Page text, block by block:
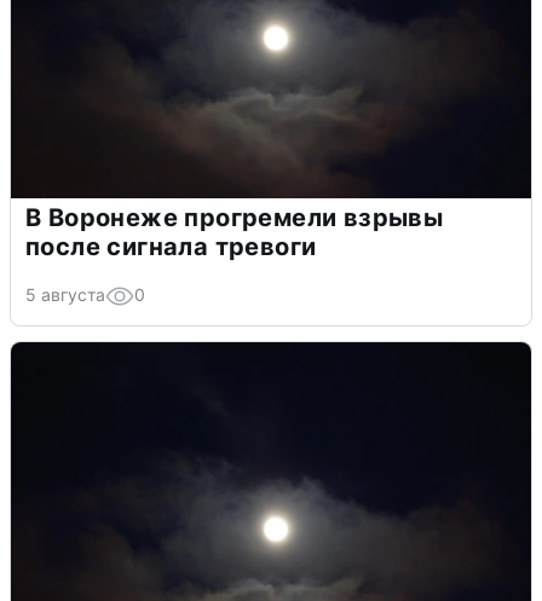
В Воронеже прогремели взрывы
после сигнала тревоги
5 августа 0